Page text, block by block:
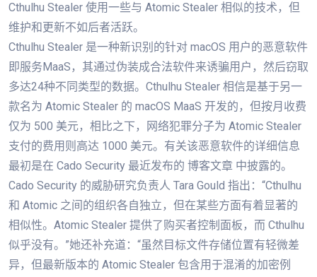
Cthulhu Stealer 使用一些与 Atomic Stealer 相似的技术，但
维护和更新不如后者活跃。
Cthulhu Stealer 是一种新识别的针对 macOS 用户的恶意软件
即服务MaaS，其通过伪装成合法软件来诱骗用户，然后窃取
多达24种不同类型的数据。Cthulhu Stealer 相信是基于另一
款名为 Atomic Stealer 的 macOS MaaS 开发的，但按月收费
仅为 500 美元，相比之下，网络犯罪分子为 Atomic Stealer
支付的费用则高达 1000 美元。有关该恶意软件的详细信息
最初是在 Cado Security 最近发布的 博客文章 中披露的。
Cado Security 的威胁研究负责人 Tara Gould 指出：“Cthulhu
和 Atomic 之间的组织各自独立，但在某些方面有着显著的
相似性。Atomic Stealer 提供了购买者控制面板，而 Cthulhu
似乎没有。”她还补充道：“虽然目标文件存储位置有轻微差
异，但最新版本的 Atomic Stealer 包含用于混淆的加密例